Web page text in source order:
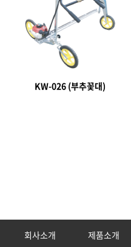
KW-026 (부추꽃대)
회사소개 제품소개